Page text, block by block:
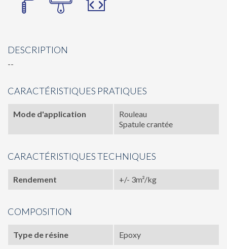
DESCRIPTION
--
CARACTÉRISTIQUES PRATIQUES
Mode d'application
Rouleau
Spatule crantée
CARACTÉRISTIQUES TECHNIQUES
Rendement +/- 3m²/kg
COMPOSITION
Type de résine Epoxy